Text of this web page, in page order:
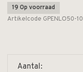
19 Op voorraad
Artikelcode GPENLO50-10
Aantal: